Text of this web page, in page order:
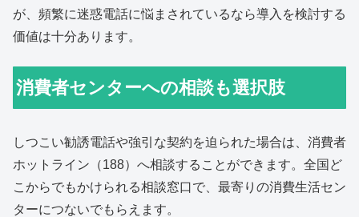
が、頻繁に迷惑電話に悩まされているなら導入を検討する
価値は十分あります。
消費者センターへの相談も選択肢
しつこい勧誘電話や強引な契約を迫られた場合は、消費者
ホットライン（188）へ相談することができます。全国ど
こからでもかけられる相談窓口で、最寄りの消費生活セン
ターにつないでもらえます。